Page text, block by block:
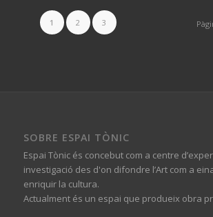
1 2 3
SOBRE ESPAI TÒNIC
Espai Tònic és concebut com a centre
investigació des d'on difondre l’Art com a
enriquir la cultura.
Actualment és un espai que produeix obra